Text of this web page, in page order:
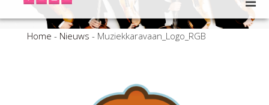
Home - Nieuws - Muziekkaravaan_Logo_RGB